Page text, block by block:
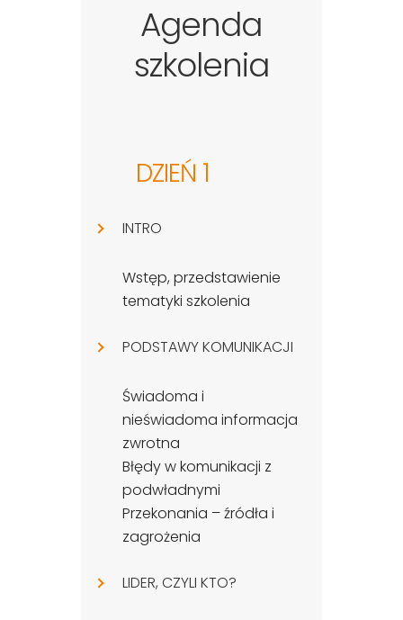
Agenda
szkolenia
DZIEŃ 1
INTRO
Wstęp, przedstawienie
tematyki szkolenia
PODSTAWY KOMUNIKACJI
Świadoma i
nieświadoma informacja
zwrotna
Błędy w komunikacji z
podwładnymi
Przekonania – źródła i
zagrożenia
LIDER, CZYLI KTO?